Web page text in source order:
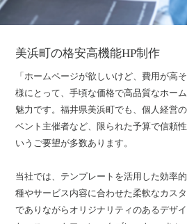
美浜町の格安高機能HP制作
「ホームページが欲しいけど、費用が高
様にとって、手頃な価格で高品質なホー
魅力です。福井県美浜町でも、個人経営
ベント主催者など、限られた予算で信頼
いうご要望が多数あります。
当社では、テンプレートを活用した効率
種やサービス内容に合わせた柔軟なカス
でありながらオリジナリティのあるデザ